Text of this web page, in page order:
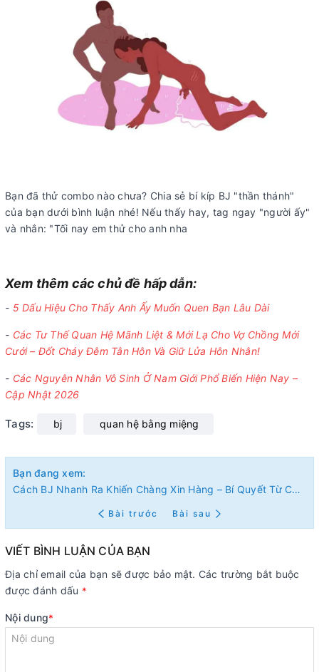
Bạn đã thử combo nào chưa? Chia sẻ bí kíp BJ "thần thánh"
của bạn dưới bình luận nhé! Nếu thấy hay, tag ngay "người ấy"
và nhắn: "Tối nay em thử cho anh nha
Xem thêm các chủ đề hấp dẫn:
- 5 Dấu Hiệu Cho Thấy Anh Ấy Muốn Quen Bạn Lâu Dài
- Các Tư Thế Quan Hệ Mãnh Liệt & Mới Lạ Cho Vợ Chồng Mới
Cưới – Đốt Cháy Đêm Tân Hôn Và Giữ Lửa Hôn Nhân!
- Các Nguyên Nhân Vô Sinh Ở Nam Giới Phổ Biến Hiện Nay –
Cập Nhật 2026
Tags: bj quan hệ bằng miệng
Bạn đang xem:
Cách BJ Nhanh Ra Khiến Chàng Xin Hàng – Bí Quyết Từ Chuyên Gia Phòng The
Bài trước Bài sau
VIẾT BÌNH LUẬN CỦA BẠN
Địa chỉ email của bạn sẽ được bảo mật. Các trường bắt buộc
được đánh dấu *
Nội dung*